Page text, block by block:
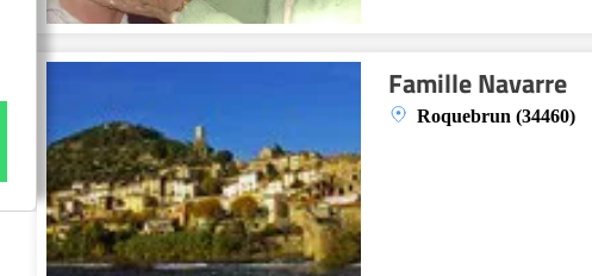
Famille Navarre
Roquebrun (34460)